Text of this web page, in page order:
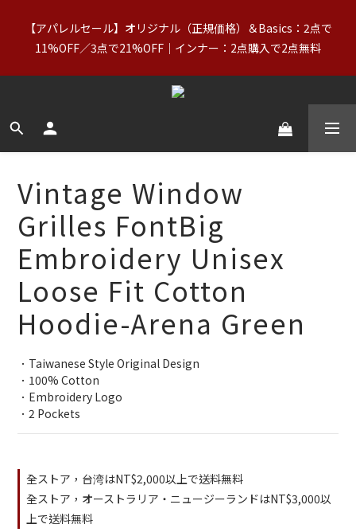
【アパレルセール】オリジナル（正規価格）＆Basics：2点で
11%OFF／3点で21%OFF｜インナー：2点購入で2点無料
【アパレルセール】オリジナル（正規価格）＆Basics：2点で
11%OFF／3点で21%OFF｜インナー：2点購入で2点無料
【送料無料】台湾：NT$2,000以上｜アジア（北朝鮮を除く）・
【VIP特典】1回のお買い物がNT$5,000以上で終身VIP＋最大5%
還元
【アパレルセール】オリジナル（正規価格）＆Basics：2点で
11%OFF／3点で21%OFF｜インナー：2点購入で2点無料
Vintage Window
Grilles FontBig
Embroidery Unisex
Loose Fit Cotton
Hoodie-Arena Green
．Taiwanese Style Original Design
．100% Cotton
．Embroidery Logo
．2 Pockets
全ストア，台湾はNT$2,000以上で送料無料
全ストア，オーストラリア・ニュージーランドはNT$3,000以
上で送料無料